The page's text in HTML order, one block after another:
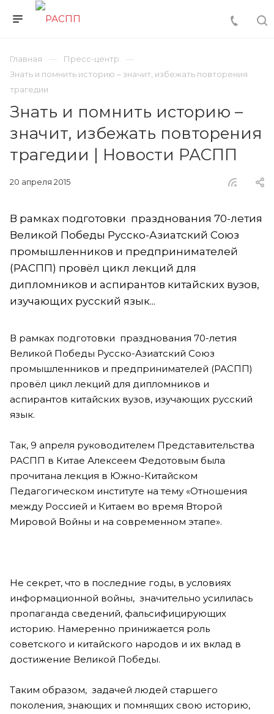
Главная
Пресс-центр
Знать и помнить историю – значит, избежать повторения
трагедии
Знать и помнить историю –
значит, избежать повторения
трагедии | Новости РАСПП
20 апреля 2015
В рамках подготовки празднования 70-летия
Великой Победы Русско-Азиатский Союз
промышленников и предпринимателей
(РАСПП) провёл цикл лекций для
дипломников и аспирантов китайских вузов,
изучающих русский язык...
В рамках подготовки празднования 70-летия
Великой Победы Русско-Азиатский Союз
промышленников и предпринимателей (РАСПП)
провёл цикл лекций для дипломников и
аспирантов китайских вузов, изучающих русский
язык.
Так, 9 апреля руководителем Представительства
РАСПП в Китае Алексеем Федотовым была
прочитана лекция в Южно-Китайском
Педагогическом институте на тему «Отношения
между Россией и Китаем во время Второй
Мировой Войны и на современном этапе».
Не секрет, что в последние годы, в условиях
информационной войны, значительно усилилась
пропаганда сведений, фальсифицирующих
историю. Намеренно принижается роль
советского и китайского народов и их вклад в
достижение Великой Победы.
Таким образом, задачей людей старшего
поколения, знающих и помнящих свою историю,